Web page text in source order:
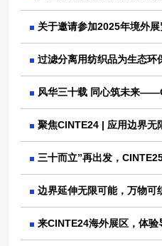
关于邀请参加2025年境外
过滤分离用纺织品为生态环
风华三十载 同心筑未来
聚焦CINTE24 | 应用边界无
三十而立”再出发，
边界延伸无限可能，万物可
来CINTE24海外展区，体验